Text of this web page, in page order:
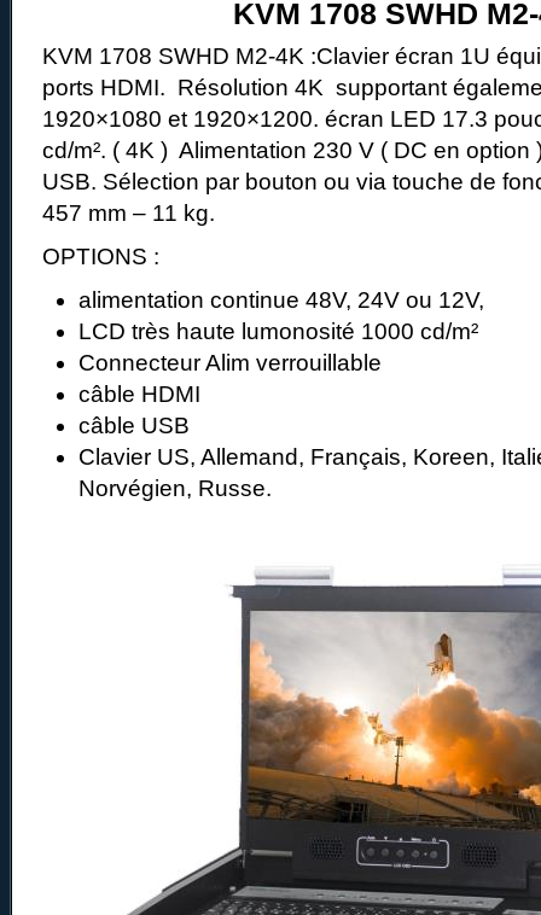
KVM 1708 SWHD
KVM 1708 SWHD M2-4K :Clavier écran 1U
ports HDMI. Résolution 4K supportant
1920×1080 et 1920×1200. écran LED 17.3
cd/m². ( 4K ) Alimentation 230 V ( DC en option
USB. Sélection par bouton ou via touche de
457 mm – 11 kg.
OPTIONS :
alimentation continue 48V, 24V ou 12V,
LCD très haute lumonosité 1000 cd/m²
Connecteur Alim verrouillable
câble HDMI
câble USB
Clavier US, Allemand, Français, Koreen,
Norvégien, Russe.